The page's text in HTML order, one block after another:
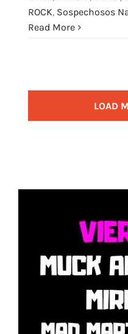
ROCK, Sospechosos
Read More
LOAD